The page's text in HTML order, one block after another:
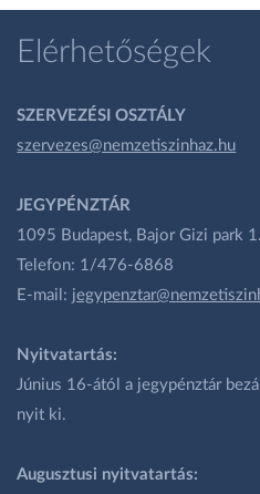
Elérhetőségek
SZERVEZÉSI OSZTÁLY
szervezes@nemzetiszinhaz.hu
JEGYPÉNZTÁR
1095 Budapest, Bajor Gizi park 1.
Telefon: 1/476-6868
E-mail:
Nyitvatartás:
Június 16-ától a jegypénztár
nyit ki.
Augusztusi nyitvatartás: